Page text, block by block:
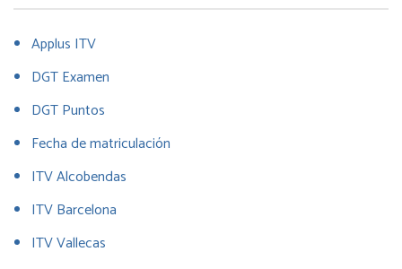
Applus ITV
DGT Examen
DGT Puntos
Fecha de matriculación
ITV Alcobendas
ITV Barcelona
ITV Vallecas